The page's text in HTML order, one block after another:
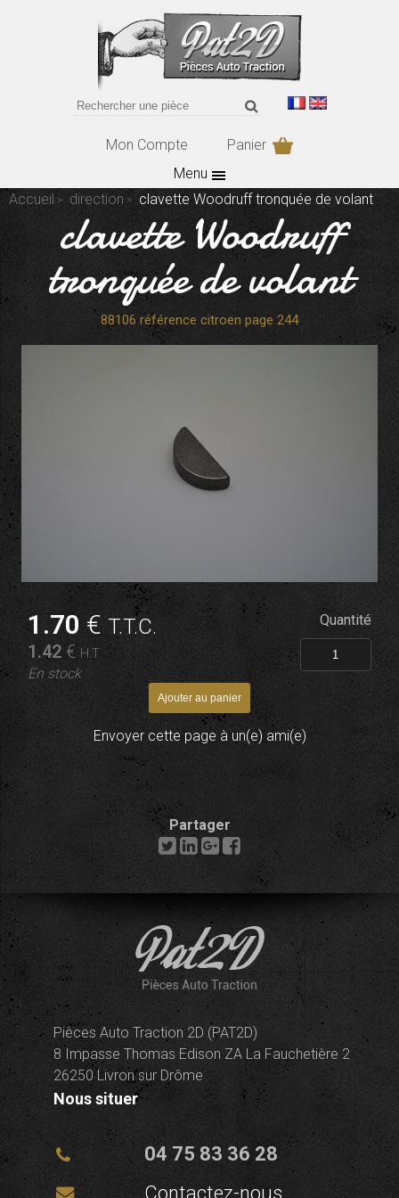
Mon Compte
Panier
Menu
Accueil
direction clavette Woodruff tronquée de volant
clavette Woodruff
tronquée de volant
88106 référence citroen page 244
1 .70 €T.T.C.
1.42 €H.T.
En stock
Quantité
Envoyer cette page à un(e) ami(e)
Partager
Pièces Auto Traction 2D (PAT2D)
8 Impasse Thomas Edison ZA La Fauchetière 2
26250 Livron sur Drôme
Nous situer
04 75 83 36 28
Contactez-nous